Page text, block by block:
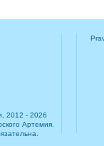
2012 - 2026
Артемия.